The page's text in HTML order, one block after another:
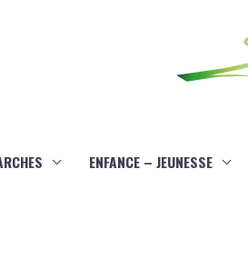
ENFANCE – JEUNESSE